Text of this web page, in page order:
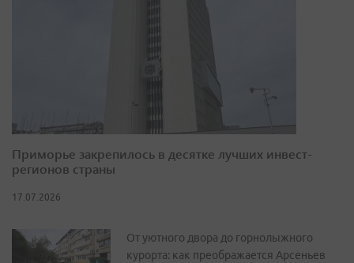
Приморье закрепилось в десятке лучших инвест-
регионов страны
17.07.2026
От уютного двора до горнолыжного
курорта: как преображается Арсеньев